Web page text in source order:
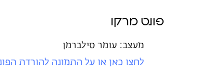
פונט מרקו
מעצב: עומר סילברמן
לחצו כאן או על התמונה להורדת